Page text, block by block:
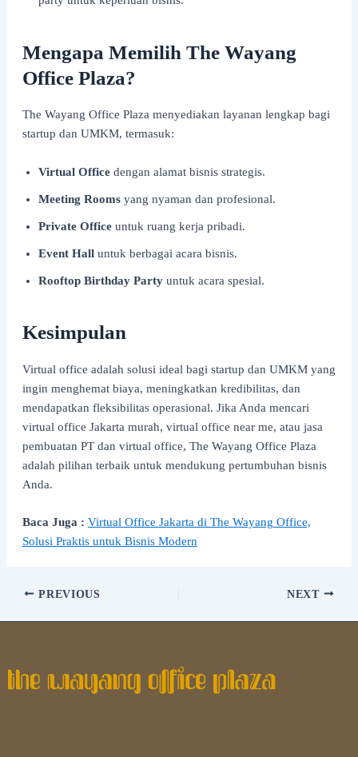
Mengapa Memilih The Wayang
Office Plaza?
The Wayang Office Plaza menyediakan layanan lengkap bagi
startup dan UMKM, termasuk:
Virtual Officedengan alamat bisnis strategis.
Meeting Roomsyang nyaman dan profesional.
Private Officeuntuk ruang kerja pribadi.
Event Halluntuk berbagai acara bisnis.
Rooftop Birthday Partyuntuk acara spesial.
Kesimpulan
Virtual office adalah solusi ideal bagi startup dan UMKM yang
ingin menghemat biaya, meningkatkan kredibilitas, dan
mendapatkan fleksibilitas operasional. Jika Anda mencari
virtual office Jakarta murah, virtual office near me, atau jasa
pembuatan PT dan virtual office, The Wayang Office Plaza
adalah pilihan terbaik untuk mendukung pertumbuhan bisnis
Anda.
Baca Juga : Virtual Office Jakarta di The Wayang Office,
Solusi Praktis untuk Bisnis Modern
PREVIOUS NEXT